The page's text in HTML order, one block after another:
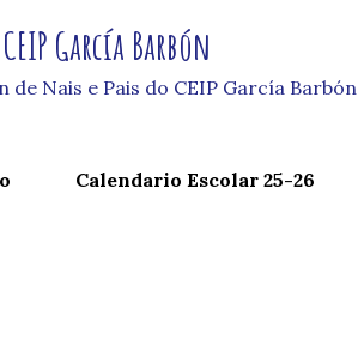
García Barbón
de Nais e Pais do CEIP García Barbón
Calendario Escolar 25-26